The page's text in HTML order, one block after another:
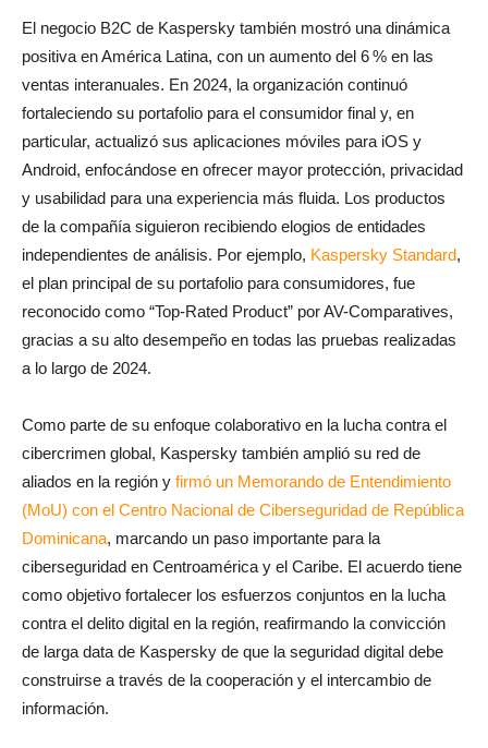
El negocio B2C de Kaspersky también mostró una dinámica
positiva en América Latina, con un aumento del 6 % en las
ventas interanuales. En 2024, la organización continuó
fortaleciendo su portafolio para el consumidor final y, en
particular, actualizó sus aplicaciones móviles para iOS y
Android, enfocándose en ofrecer mayor protección, privacidad
y usabilidad para una experiencia más fluida. Los productos
de la compañía siguieron recibiendo elogios de entidades
independientes de análisis. Por ejemplo, Kaspersky Standard,
el plan principal de su portafolio para consumidores, fue
reconocido como “Top-Rated Product” por AV-Comparatives,
gracias a su alto desempeño en todas las pruebas realizadas
a lo largo de 2024.
Como parte de su enfoque colaborativo en la lucha contra el
cibercrimen global, Kaspersky también amplió su red de
aliados en la región y firmó un Memorando de Entendimiento
(MoU) con el Centro Nacional de Ciberseguridad de República
Dominicana, marcando un paso importante para la
ciberseguridad en Centroamérica y el Caribe. El acuerdo tiene
como objetivo fortalecer los esfuerzos conjuntos en la lucha
contra el delito digital en la región, reafirmando la convicción
de larga data de Kaspersky de que la seguridad digital debe
construirse a través de la cooperación y el intercambio de
información.